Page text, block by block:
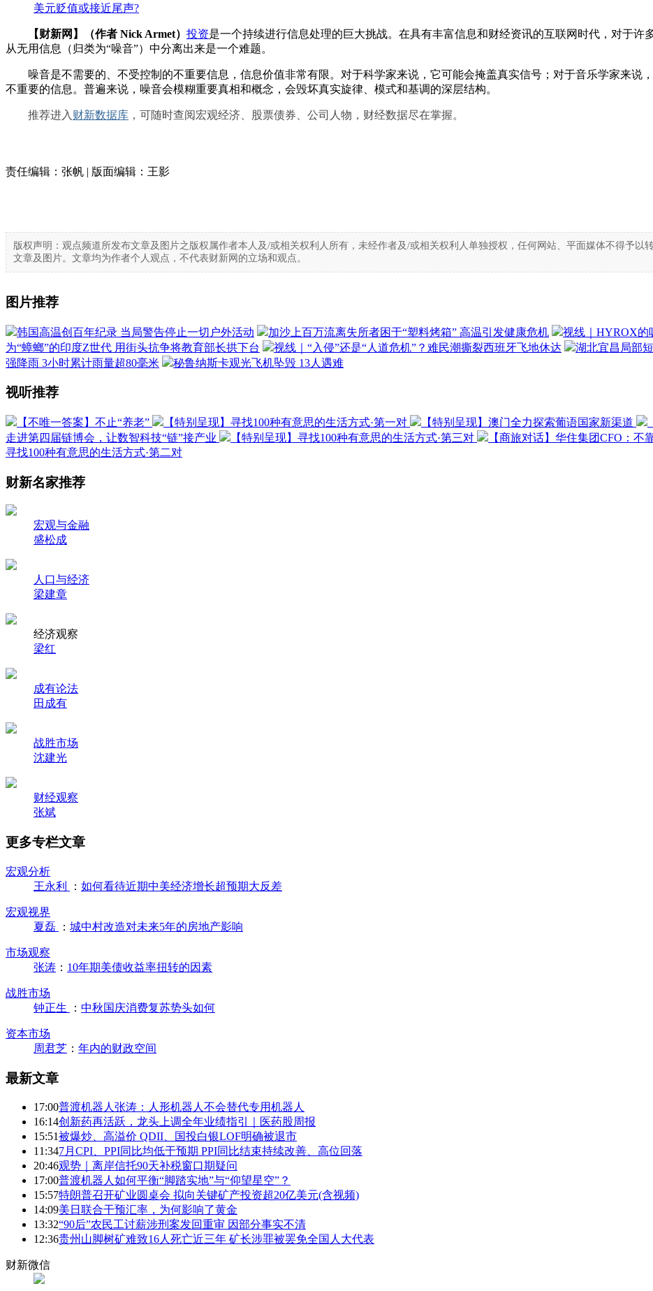
美元贬值或接近尾声?
【财新网】（作者 Nick Armet） 投资是一个持续进行信息处理的巨大挑战。在具有丰富信息和财经资讯的互联网时代，对于
从无用信息（归类为“噪音”）中分离出来是一个难题。
噪音是不需要的、不受控制的不重要信息，信息价值非常有限。对于科学家来说，它可能会掩盖真实信号；对于音乐学家来说
不重要的信息。普遍来说，噪音会模糊重要真相和概念，会毁坏真实旋律、模式和基调的深层结构。
推荐进入 财新数据库 ，可随时查阅宏观经济、股票债券、公司人物，财经数据尽在掌握。
责任编辑：张帆 | 版面编辑：王影
版权声明：观点频道所发布文章及图片之版权属作者本人及/或相关权利人所有，未经作者及/或相关权利人单独授权，任何网站、平面媒体不得予以
文章及图片。文章均为作者个人观点，不代表财新网的立场和观点。
图片推荐
韩国高温创百年纪录 当局警告停止一切户外活动 加沙上百万流离失所者困于“塑料烤箱” 高温引发健康危机 视线｜HYROX的
为“蟑螂”的印度Z世代 用街头抗争将教育部长拱下台
视线｜“入侵”还是“人道危机”？难民潮撕裂西班牙飞地休达 湖北宜昌局部
强降雨 3小时累计雨量超80毫米
秘鲁纳斯卡观光飞机坠毁 13人遇难
视听推荐
【不唯一答案】不止“养老” 【特别呈现】寻找100种有意思的生活方式·第一对 【特别呈现】澳门全力探索葡语国家新渠道
走进第四届链博会，让数智科技“链”接产业
【特别呈现】寻找100种有意思的生活方式·第三对 【商旅对话】华住集团CFO：不
寻找100种有意思的生活方式·第二对
财新名家推荐
宏观与金融
盛松成
人口与经济
梁建章
经济观察
梁红
成有论法
田成有
战胜市场
沈建光
财经观察
张斌
更多专栏文章
宏观分析
王永利
： 如何看待近期中美经济增长超预期大反差
宏观视界
夏磊
： 城中村改造对未来5年的房地产影响
市场观察
张涛 ： 10年期美债收益率扭转的因素
战胜市场
钟正生
： 中秋国庆消费复苏势头如何
资本市场
周君芝 ： 年内的财政空间
最新文章
17:00普渡机器人张涛：人形机器人不会替代专用机器人
16:14创新药再活跃，龙头上调全年业绩指引｜医药股周报
15:51被爆炒、高溢价 QDII、国投白银LOF明确被退市
11:347月CPI、PPI同比均低于预期 PPI同比结束持续改善、高位回落
20:46观势｜离岸信托90天补税窗口期疑问
17:00普渡机器人如何平衡“脚踏实地”与“仰望星空”？
15:57特朗普召开矿业圆桌会 拟向关键矿产投资超20亿美元(含视频)
14:09美日联合干预汇率，为何影响了黄金
13:32“90后”农民工讨薪涉刑案发回重审 因部分事实不清
12:36贵州山脚树矿难致16人死亡近三年 矿长涉罪被罢免全国人大代表
财新微信